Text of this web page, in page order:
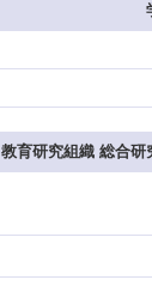
教育研究組織 総合研